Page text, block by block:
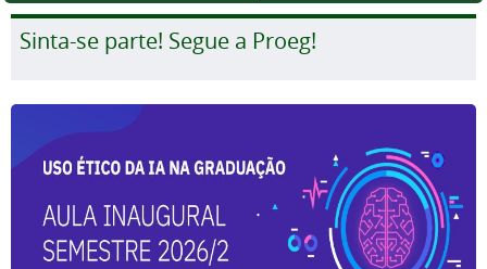
Sinta-se parte! Segue a Proeg!